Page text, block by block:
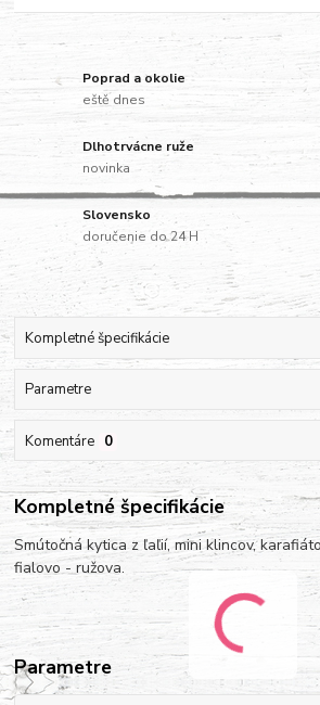
Poprad a okolie
eště dnes
Dlhotrvácne ruže
novinka
Slovensko
doručenie do 24 H
Kompletné špecifikácie
Parametre
Komentáre 0
Kompletné špecifikácie
Smútočná kytica z ľaľií, mini klincov,
fialovo - ružova.
Parametre